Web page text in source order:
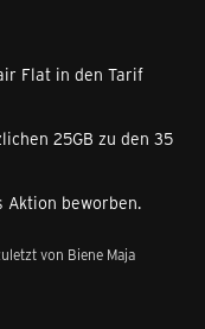
Flat in den Tarif
25GB zu den 35
Aktion beworben.
von Biene Maja